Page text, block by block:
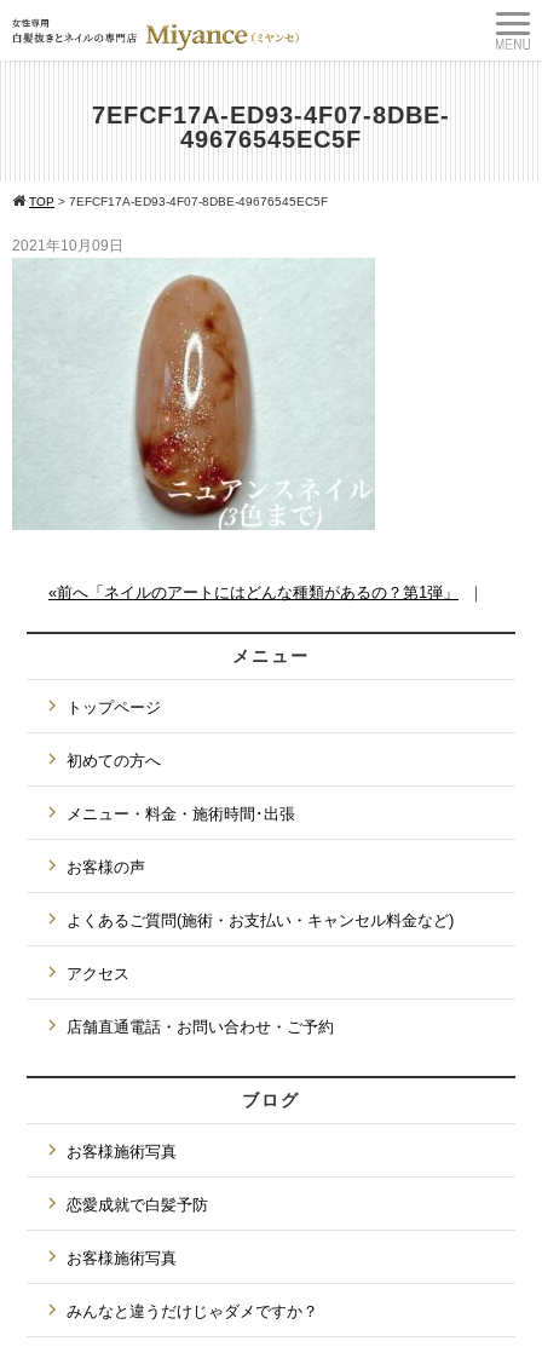
7EFCF17A-ED93-4F07-8DBE-
49676545EC5F
TOP > 7EFCF17A-ED93-4F07-8DBE-49676545EC5F
2021年10月09日
«前へ「ネイルのアートにはどんな種類があるの？第1弾」 ｜
メニュー
トップページ
初めての方へ
メニュー・料金・施術時間･出張
お客様の声
よくあるご質問(施術・お支払い・キャンセル料金など)
アクセス
店舗直通電話・お問い合わせ・ご予約
ブログ
お客様施術写真
恋愛成就で白髪予防
お客様施術写真
みんなと違うだけじゃダメですか？